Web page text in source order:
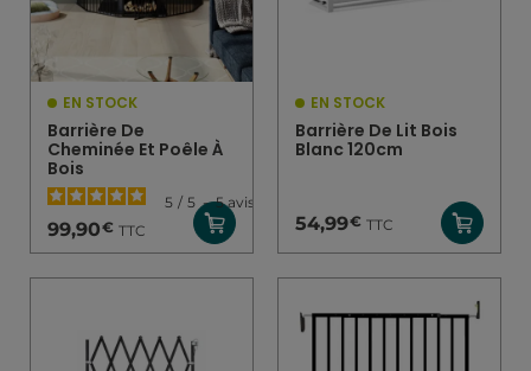
EN STOCK
Barrière De
Cheminée Et Poêle À
Bois
5 / 5 - 5avis
99,90€ TTC
EN STOCK
Barrière De Lit Bois
Blanc 120cm
54,99€ TTC